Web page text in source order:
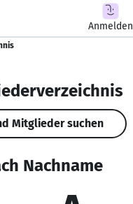
Anmelden
Mitglieder suchen
Nachname